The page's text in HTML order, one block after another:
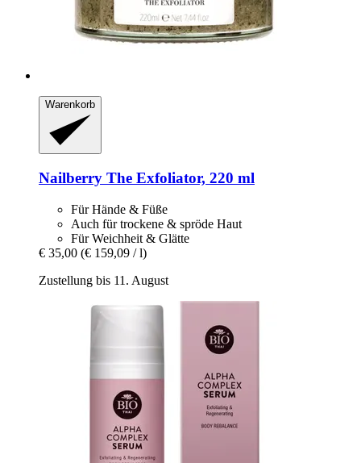
Warenkorb
Nailberry The Exfoliator, 220 ml
Für Hände & Füße
Auch für trockene & spröde Haut
Für Weichheit & Glätte
€ 35,00 (€ 159,09 / l)
Zustellung bis 11. August